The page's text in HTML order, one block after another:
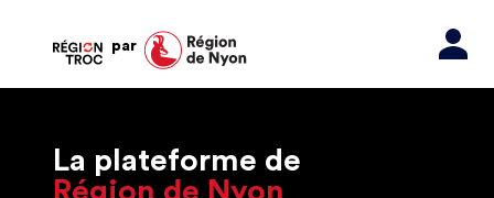
par
La plateforme de
Région de Nyon